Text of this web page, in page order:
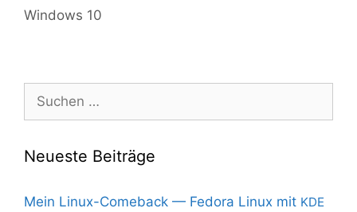
Windows 10
nach:
Neueste Beiträge
Mein Linux-Comeback — Fedora Linux mit KDE